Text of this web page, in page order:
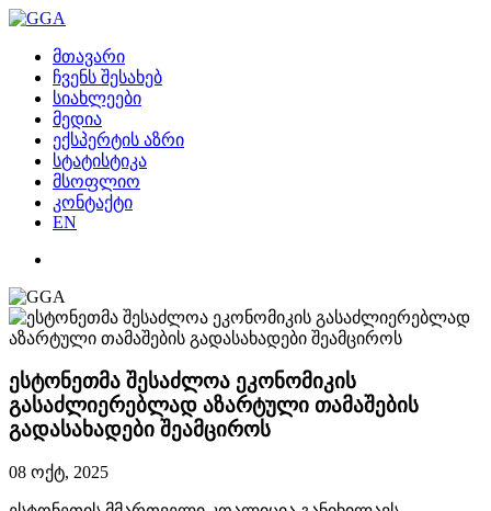
მთავარი
ჩვენს შესახებ
სიახლეები
მედია
ექსპერტის აზრი
სტატისტიკა
მსოფლიო
კონტაქტი
EN
ესტონეთმა შესაძლოა ეკონომიკის
გასაძლიერებლად აზარტული თამაშების
გადასახადები შეამციროს
08 ოქტ, 2025